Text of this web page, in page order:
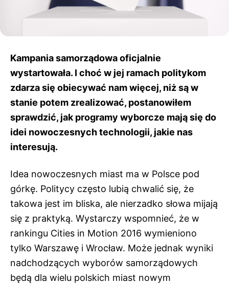
Kampania samorządowa oficjalnie
wystartowała. I choć w jej ramach politykom
zdarza się obiecywać nam więcej, niż są w
stanie potem zrealizować, postanowiłem
sprawdzić, jak programy wyborcze mają się do
idei nowoczesnych technologii, jakie nas
interesują.
Idea nowoczesnych miast ma w Polsce pod
górkę. Politycy często lubią chwalić się, że
takowa jest im bliska, ale nierzadko słowa mijają
się z praktyką. Wystarczy wspomnieć, że w
rankingu Cities in Motion 2016 wymieniono
tylko Warszawę i Wrocław. Może jednak wyniki
nadchodzących wyborów samorządowych
będą dla wielu polskich miast nowym